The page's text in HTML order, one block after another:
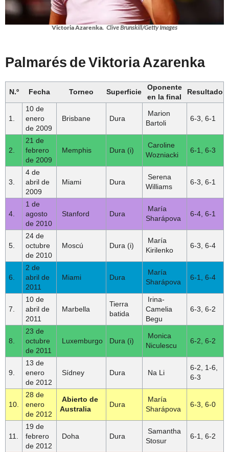
Victoria Azarenka. Clive Brunskill/Getty Images
Palmarés de Viktoria Azarenka
N.º Fecha Torneo Superficie
Oponente
en la final
Resultado
1.
10 de
enero
de 2009
Brisbane Dura
Marion
Bartoli
6-3, 6-1
2.
21 de
febrero
de 2009
Memphis Dura (i)
Caroline
Wozniacki
6-1, 6-3
3.
4 de
abril de
2009
Miami Dura
Serena
Williams
6-3, 6-1
4.
1 de
agosto
de 2010
Stanford Dura
María
Sharápova
6-4, 6-1
5.
24 de
octubre
de 2010
Moscú Dura (i)
María
Kirilenko
6-3, 6-4
6.
2 de
abril de
2011
Miami Dura
María
Sharápova
6-1, 6-4
7.
10 de
abril de
2011
Marbella
Tierra
batida
Irina-
Camelia
Begu
6-3, 6-2
8.
23 de
octubre
de 2011
Luxemburgo Dura (i)
Monica
Niculescu
6-2, 6-2
9.
13 de
enero
de 2012
Sídney Dura Na Li
6-2, 1-6,
6-3
10.
28 de
enero
de 2012
Abierto de
Australia
Dura
María
Sharápova
6-3, 6-0
11.
19 de
febrero
de 2012
Doha Dura
Samantha
Stosur
6-1, 6-2